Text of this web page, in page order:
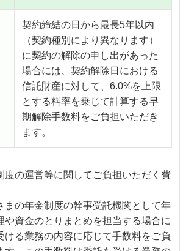
契約締結の日から最長5年以内
（契約種別により異なります）
に契約の解除の申し出があった
場合には、契約解除日における
信託財産に対して、6.0%を上限
とする料率を乗じて計算する早
期解除手数料をご負担いただき
ます。
度の運営等に関してご負担いただく費
まの年金制度の幹事受託機関として年
や資金のとりまとめを担当する場合に
ける業務の内容に応じて手数料をご負